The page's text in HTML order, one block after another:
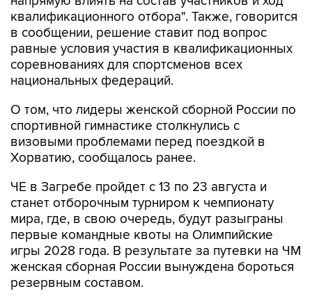
квалификационного отбора". Также, говорится
в сообщении, решение ставит под вопрос
равные условия участия в квалификационных
соревнованиях для спортсменов всех
национальных федераций.
О том, что лидеры женской сборной России по
спортивной гимнастике столкнулись с
визовыми проблемами перед поездкой в
Хорватию, сообщалось ранее.
ЧЕ в Загребе пройдет с 13 по 23 августа и
станет отборочным турниром к чемпионату
мира, где, в свою очередь, будут разыграны
первые командные квоты на Олимпийские
игры 2028 года. В результате за путевки на ЧМ
женская сборная России вынуждена бороться
резервным составом.